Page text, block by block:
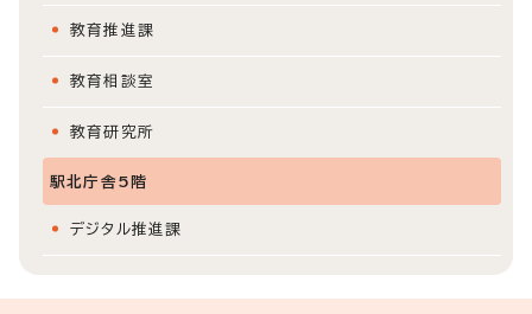
教育推進課
教育相談室
教育研究所
駅北庁舎5階
デジタル推進課